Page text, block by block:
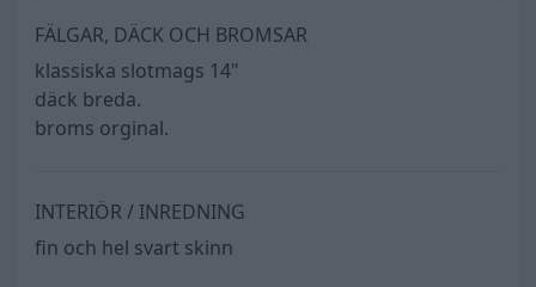
FÄLGAR, DÄCK OCH BROMSAR
klassiska slotmags 14"
däck breda.
broms orginal.
INTERIÖR / INREDNING
fin och hel svart skinn